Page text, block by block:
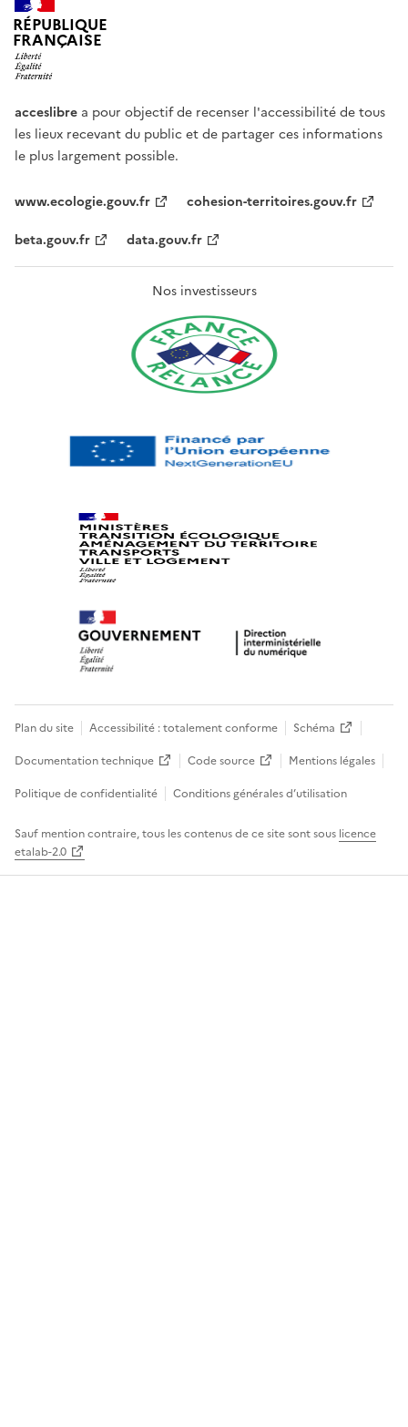
RÉPUBLIQUE
FRANÇAISE
acceslibre a pour objectif de recenser l'accessibilité de tous
les lieux recevant du public et de partager ces informations
le plus largement possible.
www.ecologie.gouv.fr
cohesion-territoires.gouv.fr
beta.gouv.fr
data.gouv.fr
Nos investisseurs
Plan du site Accessibilité : totalement conforme
Schéma
Documentation technique
Code source
Mentions légales
Politique de confidentialité
Conditions générales d’utilisation
Sauf mention contraire, tous les contenus de ce site sont sous licence
etalab-2.0